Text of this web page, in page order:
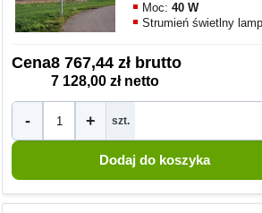
Moc:40 W
Strumień świetlny
Cena8 767,44 zł brutto
7 128,00 zł netto
- + szt.